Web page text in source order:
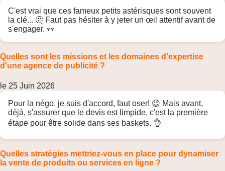
C'est vrai que ces fameux petits astérisques sont souvent
la clé... 🤔 Faut pas hésiter à y jeter un œil attentif avant de
s'engager. 👀
Quelles sont les missions et les domaines d'expertise
d'une agence de publicité ?
le 25 Juin 2026
Pour la négo, je suis d'accord, faut oser! 😉 Mais avant,
déjà, s'assurer que le devis est limpide, c'est la première
étape pour être solide dans ses baskets. 👌
Quelles stratégies mettriez-vous en place pour dynamiser
la vente de produits ou services en ligne ?